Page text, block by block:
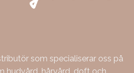
som specialiserar oss på